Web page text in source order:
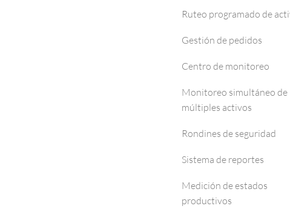
Ruteo programado de
Gestión de pedidos
Centro de monitoreo
Monitoreo simultáneo de
múltiples activos
Rondines de seguridad
Sistema de reportes
Medición de estados
productivos